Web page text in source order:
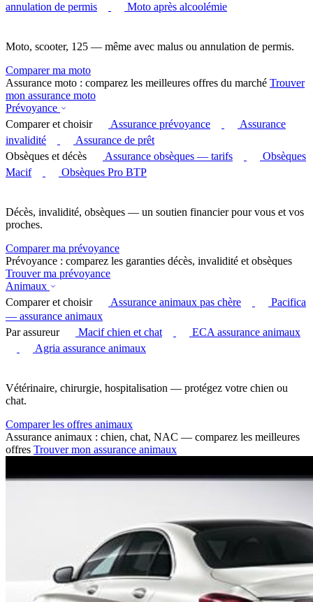
annulation de permis
Moto après alcoolémie
Moto, scooter, 125 — même avec malus ou annulation de permis.
Comparer ma moto
Assurance moto : comparez les meilleures offres du marché Trouver
mon assurance moto
Prévoyance
Comparer et choisir
Assurance prévoyance
Assurance
invalidité
Assurance de prêt
Obsèques et décès
Assurance obsèques — tarifs
Obsèques
Macif
Obsèques Pro BTP
Décès, invalidité, obsèques — un soutien financier pour vous et vos
proches.
Comparer ma prévoyance
Prévoyance : comparez les garanties décès, invalidité et obsèques
Trouver ma prévoyance
Animaux
Comparer et choisir
Assurance animaux pas chère
Pacifica
— assurance animaux
Par assureur
Macif chien et chat
ECA assurance animaux
Agria assurance animaux
Vétérinaire, chirurgie, hospitalisation — protégez votre chien ou
chat.
Comparer les offres animaux
Assurance animaux : chien, chat, NAC — comparez les meilleures
offres Trouver mon assurance animaux